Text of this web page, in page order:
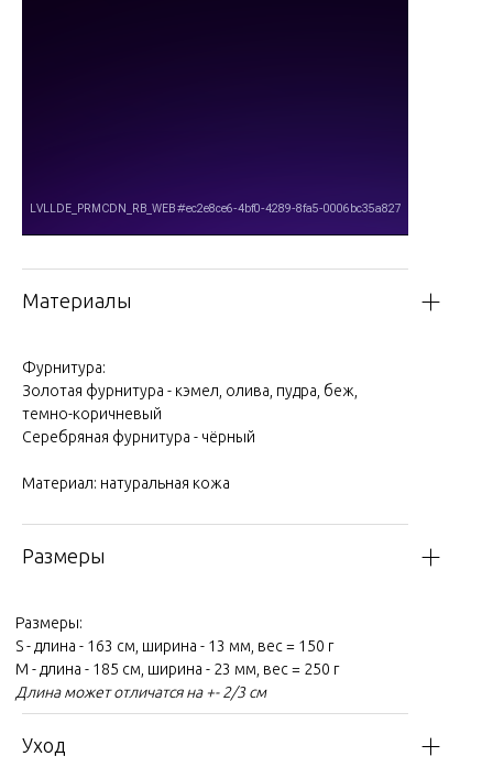
Материалы
Фурнитура:
Золотая фурнитура - кэмел, олива, пудра, беж,
темно-коричневый
Серебряная фурнитура - чёрный
Материал: натуральная кожа
Размеры
Размеры:
S - длина - 163 см, ширина - 13 мм, вес = 150 г
M - длина - 185 см, ширина - 23 мм, вес = 250 г
Длина может отличатся на +- 2/3 см
Уход